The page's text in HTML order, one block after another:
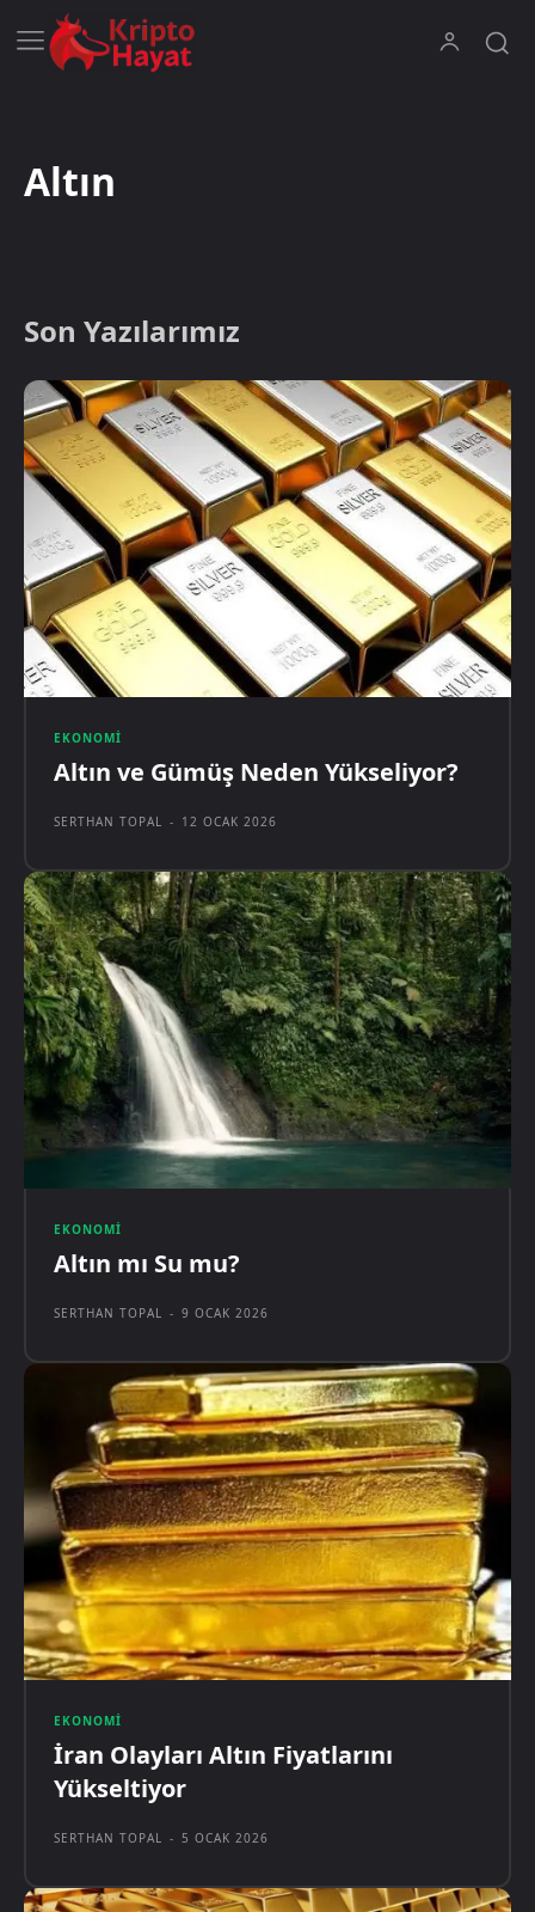
Altın
Son Yazılarımız
EKONOMI
Altın ve Gümüş Neden Yükseliyor?
SERTHAN TOPAL - 12 OCAK 2026
EKONOMI
Altın mı Su mu?
SERTHAN TOPAL - 9 OCAK 2026
EKONOMI
İran Olayları Altın Fiyatlarını
Yükseltiyor
SERTHAN TOPAL - 5 OCAK 2026